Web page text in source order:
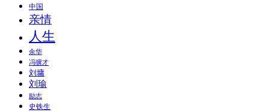
中国
亲情
人生
余华
冯骥才
刘墉
刘瑜
励志
史铁生